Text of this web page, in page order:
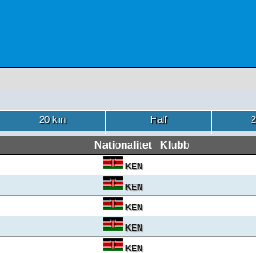
20 km Half
Nationalitet Klubb
KEN
KEN
KEN
KEN
KEN